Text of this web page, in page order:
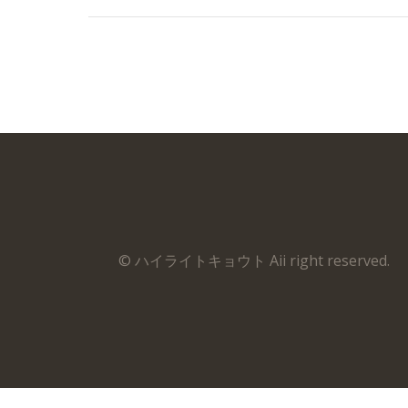
© ハイライトキョウト Aii right reserved.